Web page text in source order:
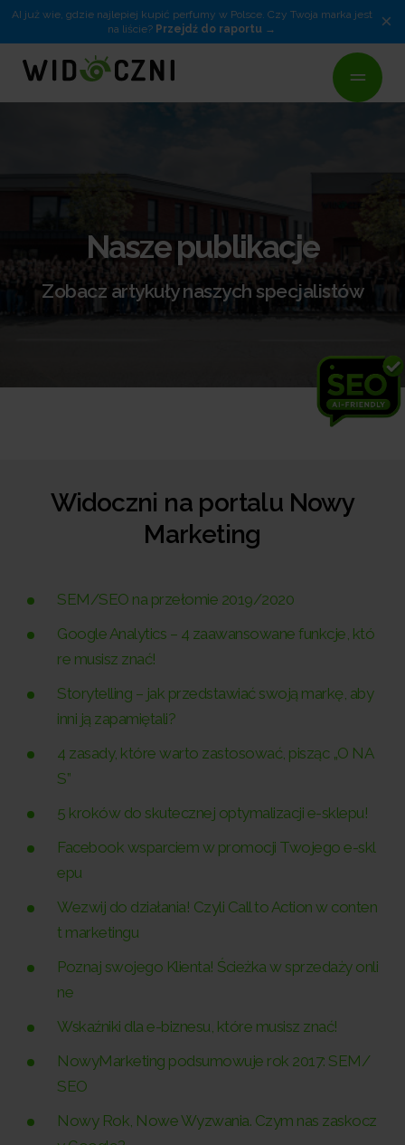
AI już wie, gdzie najlepiej kupić perfumy w Polsce. Czy Twoja marka jest
na liście? Przejdź do raportu ×
Nasze publikacje
Zobacz artykuły naszych specjalistów
Widoczni na portalu Nowy
Marketing
SEM/SEO na przełomie 2019/2020
Google Analytics – 4 zaawansowane funkcje, któ
re musisz znać!
Storytelling – jak przedstawiać swoją markę, aby
inni ją zapamiętali?
4 zasady, które warto zastosować, pisząc „O NA
S”
5 kroków do skutecznej optymalizacji e-sklepu!
Facebook wsparciem w promocji Twojego e-skl
epu
Wezwij do działania! Czyli Call to Action w conten
t marketingu
Poznaj swojego Klienta! Ścieżka w sprzedaży onli
ne
Wskaźniki dla e-biznesu, które musisz znać!
NowyMarketing podsumowuje rok 2017: SEM/
SEO
Nowy Rok, Nowe Wyzwania. Czym nas zaskocz